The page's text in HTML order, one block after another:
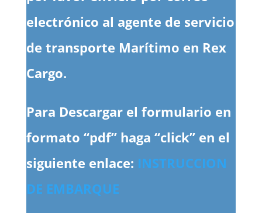
electrónico al agente de servicio
de transporte Marítimo en Rex
Cargo.
Para Descargar el formulario en
formato “pdf” haga “click” en el
siguiente enlace: INSTRUCCION
DE EMBARQUE